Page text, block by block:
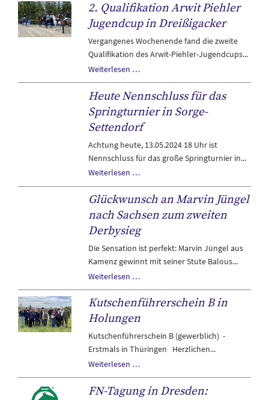
fortgeschrieben?
2. Qualifikation Arwit Piehler
Jugendcup in Dreißigacker
Vergangenes Wochenende fand die zweite
Qualifikation des Arwit-Piehler-Jugendcups...
Weiterlesen …2.
Qualifikation
Arwit
Piehler
Jugendcup
in
Dreißigacker
Heute Nennschluss für das
Springturnier in Sorge-
Settendorf
Achtung heute, 13.05.2024 18 Uhr ist
Nennschluss für das große Springturnier in...
Weiterlesen …Heute
Nennschluss
für
das
in
Sorge-
Settendorf
Glückwunsch an Marvin Jüngel
nach Sachsen zum zweiten
Derbysieg
Die Sensation ist perfekt: Marvin Jüngel aus
Kamenz gewinnt mit seiner Stute Balous...
Weiterlesen …Glückwunsch
an
Marvin
Jüngel
Sachsen
zum
zweiten
Derbysieg
Kutschenführerschein B in
Holungen
Kutschenführerschein B (gewerblich) -
Erstmals in Thüringen Herzlichen...
Weiterlesen …Kutschenführerschein
B
in
FN-Tagung in Dresden: